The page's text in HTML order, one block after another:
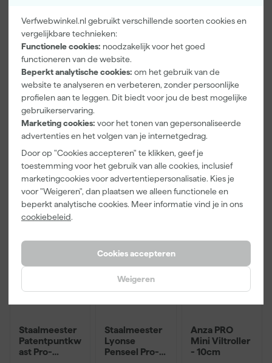
Verfwebwinkel.nl gebruikt verschillende soorten cookies en
vergelijkbare technieken:
Functionele cookies: noodzakelijk voor het goed
functioneren van de website.
Beperkt analytische cookies: om het gebruik van de
website te analyseren en verbeteren, zonder persoonlijke
profielen aan te leggen. Dit biedt voor jou de best mogelijke
gebruikerservaring.
Marketing cookies: voor het tonen van gepersonaliseerde
advertenties en het volgen van je internetgedrag.
Door op "Cookies accepteren" te klikken, geef je
toestemming voor het gebruik van alle cookies, inclusief
marketingcookies voor advertentiepersonalisatie. Kies je
voor "Weigeren", dan plaatsen we alleen functionele en
beperkt analytische cookies. Meer informatie vind je in ons
cookiebeleid.
Cookies accepteren
Weigeren
Kip Tape
3307-24
Smooth-Tec
Afplaktape
Buitengebruik
- 24mm x
50m
Morgen
bezorgd
5,28
incl. BTW
Go!Paint Roll
And Go
Verfbak -
12cm Roller -
Inzetbakken
Morgen
3,99
incl. BTW
Schuurblok
100X70X25m
m Sk 500
Morgen
1,39
incl. BTW
Onze Top 10
Staalmeester
Patentpuntkw
ast Pro-
Staalmeester
Lyonse
Penseel Pro-
Onze Top 10
Anza PRO
Mini Viltroller
- 10cm